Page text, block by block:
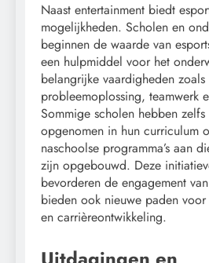
Naast entertainment biedt
mogelijkheden. Scholen en
beginnen de waarde van
een hulpmiddel voor het
belangrijke vaardigheden
probleemoplossing, teamwerk
Sommige scholen hebben zelfs
opgenomen in hun curriculum
naschoolse programma’s aan
zijn opgebouwd. Deze
bevorderen de engagement
bieden ook nieuwe paden voor
en carrièreontwikkeling.